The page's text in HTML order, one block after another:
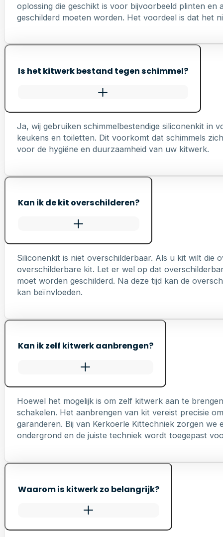
oplossing die geschikt is voor bijvoorbeeld plinten en
geschilderd moeten worden. Het voordeel is dat het
Is het kitwerk bestand tegen schimmel?
Ja, wij gebruiken schimmelbestendige siliconenkit in
keukens en toiletten. Dit voorkomt dat schimmels
voor de hygiëne en duurzaamheid van uw kitwerk.
Kan ik de kit overschilderen?
Siliconenkit is niet overschilderbaar. Als u kit wilt die
overschilderbare kit. Let er wel op dat
moet worden geschilderd. Na deze tijd kan de
kan beïnvloeden.
Kan ik zelf kitwerk aanbrengen?
Hoewel het mogelijk is om zelf kitwerk aan te
schakelen. Het aanbrengen van kit vereist precisie
garanderen. Bij van Kerkoerle Kittechniek zorgen
ondergrond en de juiste techniek wordt toegepast
Waarom is kitwerk zo belangrijk?